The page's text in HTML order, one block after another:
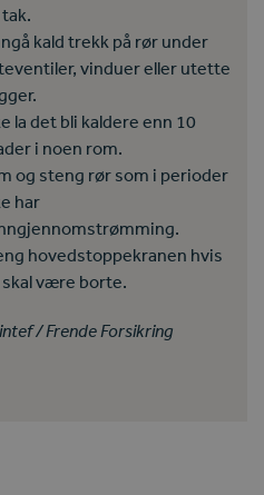
kald trekk på rør under
vinduer eller utette
la det bli kaldere enn 10
i noen rom.
og steng rør som i perioder
har
hovedstoppekranen hvis
være borte.
/ Frende Forsikring